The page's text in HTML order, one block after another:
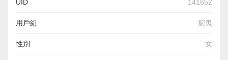
UID 141652
用戶組 窮鬼
性別 女